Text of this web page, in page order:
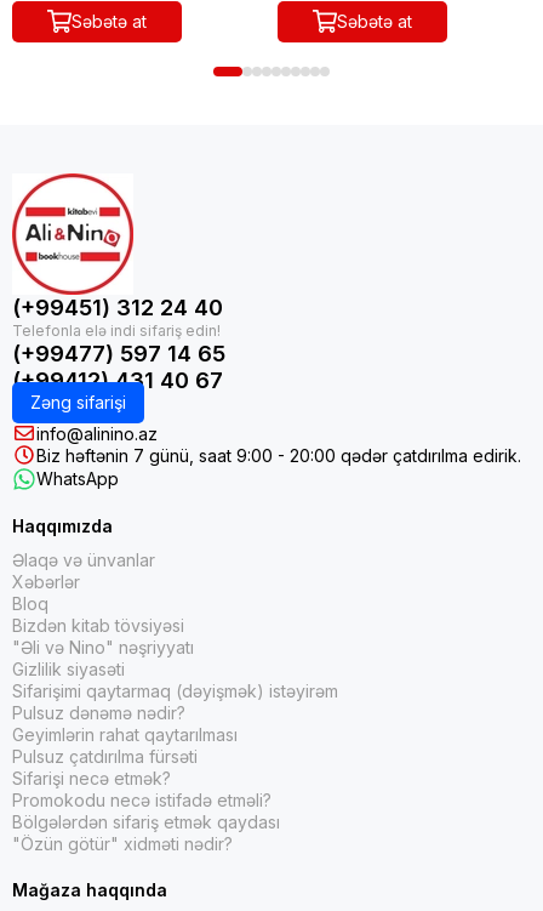
Səbətə at Səbətə at
(+99451) 312 24 40
(+99477) 597 14 65
(+99412) 431 40 67
Zəng sifarişi
info@alinino.az
Biz həftənin 7 günü, saat 9:00 - 20:00 qədər çatdırılma edirik.
WhatsApp
Haqqımızda
Əlaqə və ünvanlar
Xəbərlər
Bloq
Bizdən kitab tövsiyəsi
"Əli və Nino" nəşriyyatı
Gizlilik siyasəti
Sifarişimi qaytarmaq (dəyişmək) istəyirəm
Pulsuz dənəmə nədir?
Geyimlərin rahat qaytarılması
Pulsuz çatdırılma fürsəti
Sifarişi necə etmək?
Promokodu necə istifadə etməli?
Bölgələrdən sifariş etmək qaydası
"Özün götür" xidməti nədir?
Mağaza haqqında